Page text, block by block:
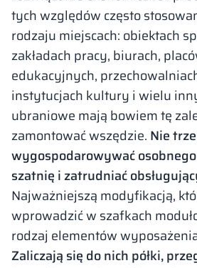
tych względów często
rodzaju miejscach: obiektach
zakładach pracy, biurach,
edukacyjnych,
instytucjach kultury i wielu
ubraniowe mają bowiem tę
zamontować wszędzie. Nie
wygospodarowywać
szatnię i zatrudniać
Najważniejszą modyfikacją,
wprowadzić w szafkach
rodzaj elementów
Zaliczają się do nich półki,